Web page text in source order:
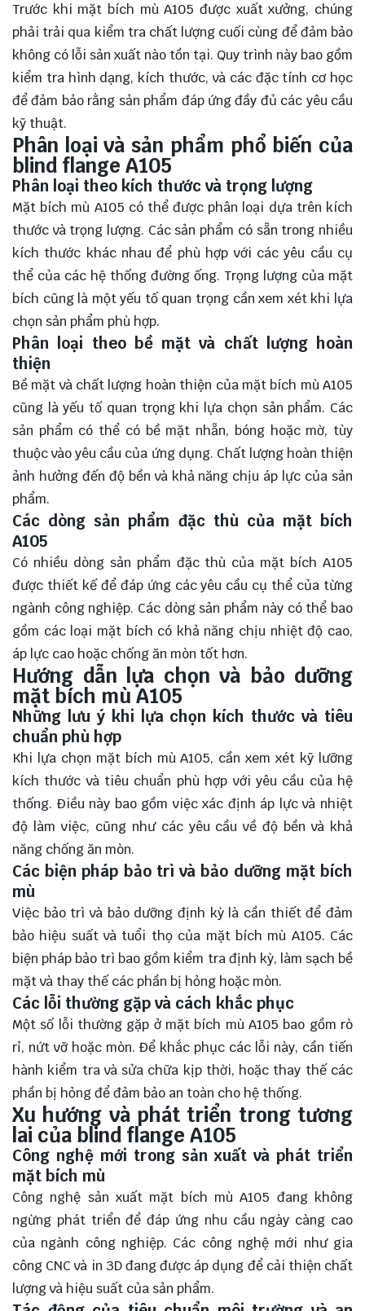
Trước khi mặt bích mù A105 được xuất xưởng, chúng
phải trải qua kiểm tra chất lượng cuối cùng để đảm bảo
không có lỗi sản xuất nào tồn tại. Quy trình này bao gồm
kiểm tra hình dạng, kích thước, và các đặc tính cơ học
để đảm bảo rằng sản phẩm đáp ứng đầy đủ các yêu cầu
kỹ thuật.
Phân loại và sản phẩm phổ biến của
blind flange A105
Phân loại theo kích thước và trọng lượng
Mặt bích mù A105 có thể được phân loại dựa trên kích
thước và trọng lượng. Các sản phẩm có sẵn trong nhiều
kích thước khác nhau để phù hợp với các yêu cầu cụ
thể của các hệ thống đường ống. Trọng lượng của mặt
bích cũng là một yếu tố quan trọng cần xem xét khi lựa
chọn sản phẩm phù hợp.
Phân loại theo bề mặt và chất lượng hoàn
thiện
Bề mặt và chất lượng hoàn thiện của mặt bích mù A105
cũng là yếu tố quan trọng khi lựa chọn sản phẩm. Các
sản phẩm có thể có bề mặt nhẵn, bóng hoặc mờ, tùy
thuộc vào yêu cầu của ứng dụng. Chất lượng hoàn thiện
ảnh hưởng đến độ bền và khả năng chịu áp lực của sản
phẩm.
Các dòng sản phẩm đặc thù của mặt bích
A105
Có nhiều dòng sản phẩm đặc thù của mặt bích A105
được thiết kế để đáp ứng các yêu cầu cụ thể của từng
ngành công nghiệp. Các dòng sản phẩm này có thể bao
gồm các loại mặt bích có khả năng chịu nhiệt độ cao,
áp lực cao hoặc chống ăn mòn tốt hơn.
Hướng dẫn lựa chọn và bảo dưỡng
mặt bích mù A105
Những lưu ý khi lựa chọn kích thước và tiêu
chuẩn phù hợp
Khi lựa chọn mặt bích mù A105, cần xem xét kỹ lưỡng
kích thước và tiêu chuẩn phù hợp với yêu cầu của hệ
thống. Điều này bao gồm việc xác định áp lực và nhiệt
độ làm việc, cũng như các yêu cầu về độ bền và khả
năng chống ăn mòn.
Các biện pháp bảo trì và bảo dưỡng mặt bích
mù
Việc bảo trì và bảo dưỡng định kỳ là cần thiết để đảm
bảo hiệu suất và tuổi thọ của mặt bích mù A105. Các
biện pháp bảo trì bao gồm kiểm tra định kỳ, làm sạch bề
mặt và thay thế các phần bị hỏng hoặc mòn.
Các lỗi thường gặp và cách khắc phục
Một số lỗi thường gặp ở mặt bích mù A105 bao gồm rò
rỉ, nứt vỡ hoặc mòn. Để khắc phục các lỗi này, cần tiến
hành kiểm tra và sửa chữa kịp thời, hoặc thay thế các
phần bị hỏng để đảm bảo an toàn cho hệ thống.
Xu hướng và phát triển trong tương
lai của blind flange A105
Công nghệ mới trong sản xuất và phát triển
mặt bích mù
Công nghệ sản xuất mặt bích mù A105 đang không
ngừng phát triển để đáp ứng nhu cầu ngày càng cao
của ngành công nghiệp. Các công nghệ mới như gia
công CNC và in 3D đang được áp dụng để cải thiện chất
lượng và hiệu suất của sản phẩm.